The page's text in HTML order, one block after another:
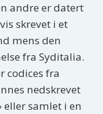
andre er datert
skrevet i et
mens den
fra Syditalia.
codices fra
nedskrevet
eller samlet i en